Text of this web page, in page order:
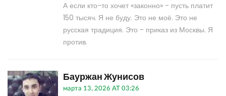
А если кто-то хочет «законно» - пусть платит
150 тысяч. Я не буду. Это не моё. Это не
русская традиция. Это - приказ из Москвы. Я
против.
Бауржан Жунисов
марта 13, 2026 AT 03:26